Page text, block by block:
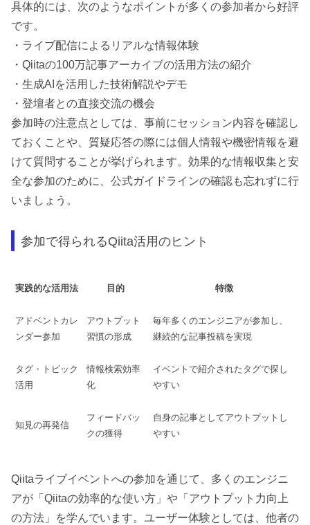
具体的には、次のようなポイントが多くの参加者から好評
です。
・ライブ配信によるリアルな情報体験
・Qiitaの100万記事アーカイブの活用方法の紹介
・生成AIを活用した技術解説やデモ
・登壇者との直接交流の機会
参加時の注意点としては、事前にセッション内容を確認し
ておくことや、質疑応答の際には個人情報や機密情報を避
けて質問することが挙げられます。効果的な情報収集と安
全な参加のために、公式ガイドラインの確認も忘れずに行
いましょう。
参加で得られるQiita活用のヒント
実践的な活用法 目的 特徴
アドベントカレ
ンダー参加
アウトプット
習慣の形成
毎年多くのエンジニアが参加し、
継続的な記事投稿を実現
タグ・トピック
活用
情報検索効率
化
イベントで紹介されたタグで探し
やすい
知見の再発信
フィードバッ
クの獲得
自身の記事としてアウトプットし
やすい
Qiitaライブイベントへの参加を通じて、多くのエンジニ
アが「Qiitaの効率的な使い方」や「アウトプット力向上
の方法」を学んでいます。ユーザー体験としては、他者の